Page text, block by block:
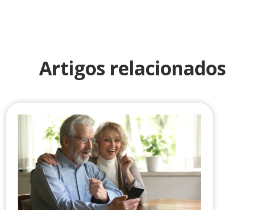
Artigos relacionados